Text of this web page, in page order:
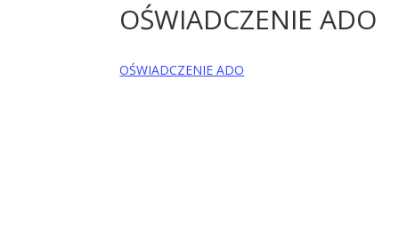
OŚWIADCZENIE ADO
OŚWIADCZENIE ADO